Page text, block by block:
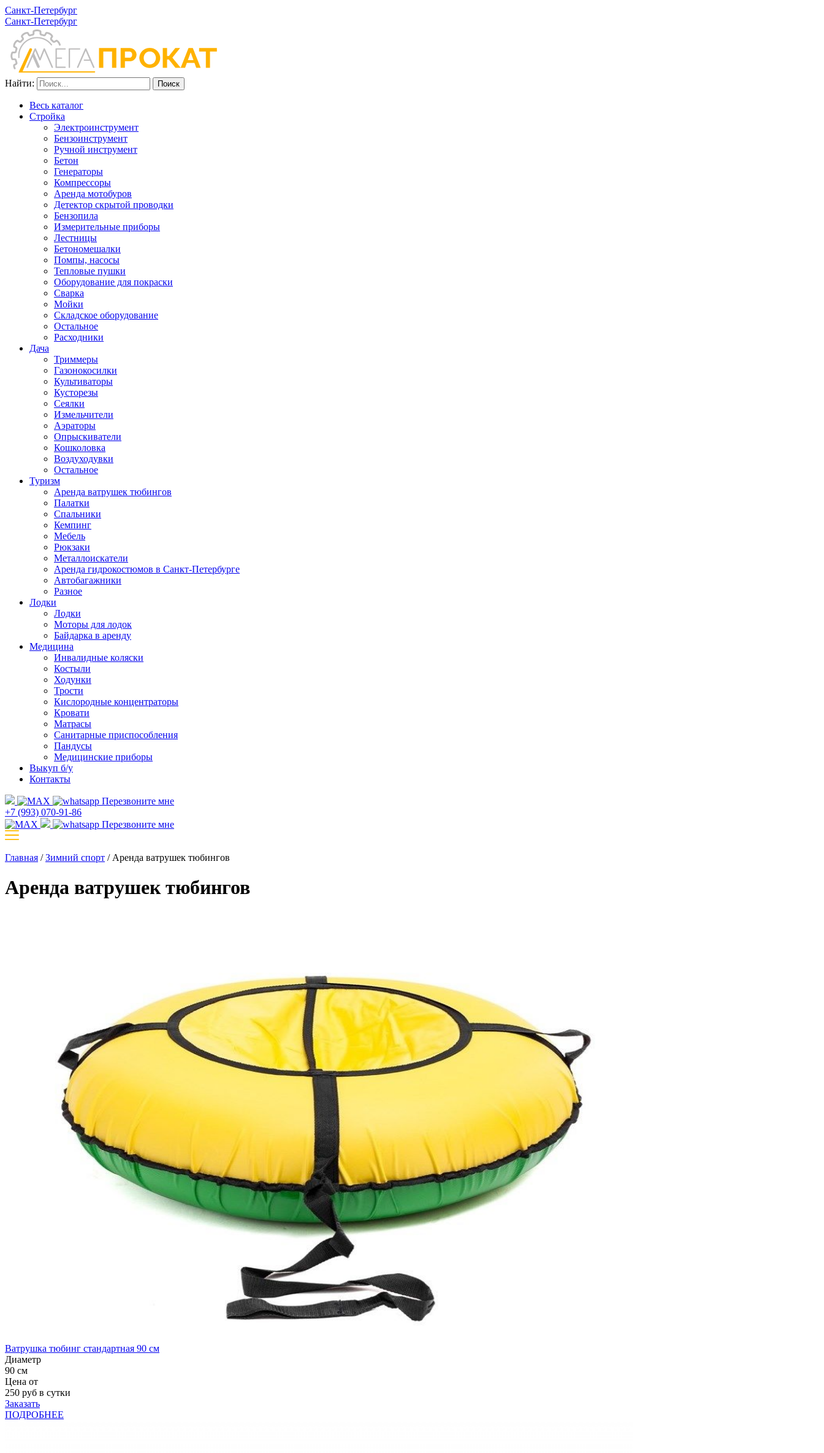
Санкт-Петербург
Санкт-Петербург
Найти:
Весь каталог
Стройка
Электроинструмент
Бензоинструмент
Ручной инструмент
Бетон
Генераторы
Компрессоры
Аренда мотобуров
Детектор скрытой проводки
Бензопила
Измерительные приборы
Лестницы
Бетономешалки
Помпы, насосы
Тепловые пушки
Оборудование для покраски
Сварка
Мойки
Складское оборудование
Остальное
Расходники
Дача
Триммеры
Газонокосилки
Культиваторы
Кусторезы
Сеялки
Измельчители
Аэраторы
Опрыскиватели
Кошколовка
Воздуходувки
Остальное
Туризм
Аренда ватрушек тюбингов
Палатки
Спальники
Кемпинг
Мебель
Рюкзаки
Металлоискатели
Аренда гидрокостюмов в Санкт-Петербурге
Автобагажники
Разное
Лодки
Лодки
Моторы для лодок
Байдарка в аренду
Медицина
Инвалидные коляски
Костыли
Ходунки
Трости
Кислородные концентраторы
Кровати
Матрасы
Санитарные приспособления
Пандусы
Медицинские приборы
Выкуп б/у
Контакты
Перезвоните мне
+7 (993) 070-91-86
Перезвоните мне
Главная /Зимний спорт / Аренда ватрушек тюбингов
Аренда ватрушек тюбингов
Ватрушка тюбинг стандартная 90 см
Диаметр
90 см
Цена от
250 руб в сутки
Заказать
ПОДРОБНЕЕ